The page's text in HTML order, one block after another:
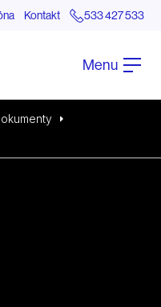
Kontakt 533 427 533
Menu